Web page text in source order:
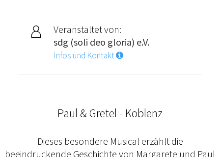
Veranstaltet von:
sdg (soli deo gloria) e.V.
Infos und Kontakt
Paul & Gretel - Koblenz
Dieses besondere Musical erzählt die
beeindruckende Geschichte von Margarete und Paul